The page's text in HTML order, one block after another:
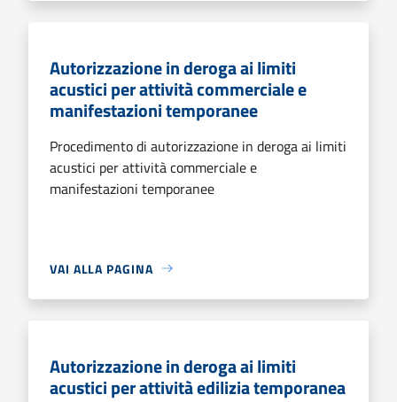
Autorizzazione in deroga ai limiti
acustici per attività commerciale e
manifestazioni temporanee
Procedimento di autorizzazione in deroga ai limiti
acustici per attività commerciale e
manifestazioni temporanee
VAI ALLA PAGINA
Autorizzazione in deroga ai limiti
acustici per attività edilizia temporanea